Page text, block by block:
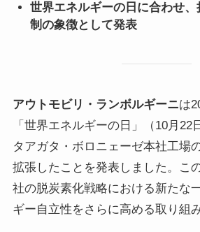
世界エネルギーの日に合わせ
制の象徴として発表
アウトモビリ・ランボルギーニは
「世界エネルギーの日」（10月22
タアガタ・ボロニェーゼ本社工場
拡張したことを発表しました。こ
社の脱炭素化戦略における新たな
ギー自立性をさらに高める取り組